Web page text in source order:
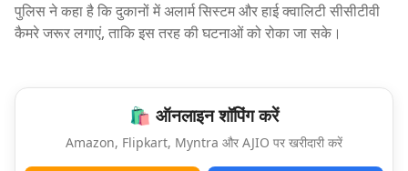
पुलिस ने कहा है कि दुकानों में अलार्म सिस्टम और हाई क्वालिटी सीसीटीवी
कैमरे जरूर लगाएं, ताकि इस तरह की घटनाओं को रोका जा सके।
🛍️ ऑनलाइन शॉपिंग करें
Amazon, Flipkart, Myntra और AJIO पर खरीदारी करें